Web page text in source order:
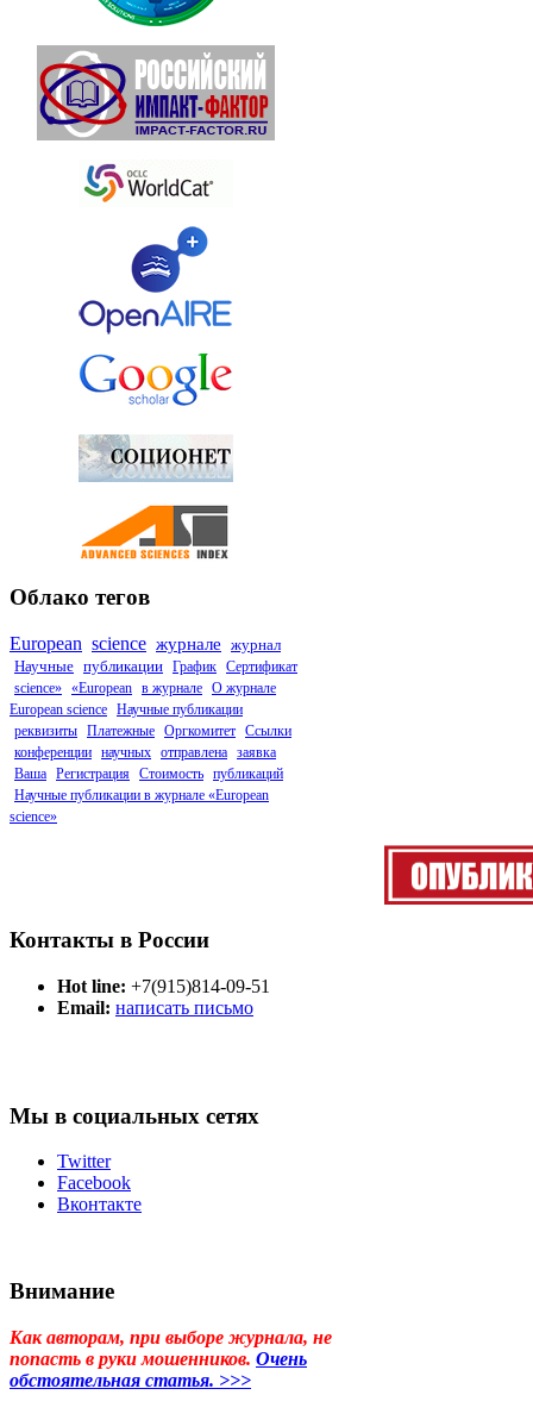
Облако тегов
European science журнале журнал
Научные публикации График Сертификат
science» «European в журнале О журнале
European science Научные публикации
реквизиты Платежные Оргкомитет Ссылки
конференции научных отправлена заявка
Ваша Регистрация Стоимость публикаций
Научные публикации в журнале «European
science»
Контакты в России
Hot line: +7(915)814-09-51
Email: написать письмо
Мы в социальных сетях
Twitter
Facebook
Вконтакте
Внимание
Как авторам, при выборе журнала, не
попасть в руки мошенников. Очень
обстоятельная статья. >>>